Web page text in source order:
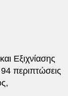
Εξιχνίασης
περιπτώσεις